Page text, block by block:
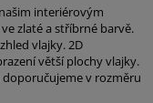
interiérovým
zlaté a stříbrné barvě.
vlajky. 2D
větší plochy vlajky.
v rozměru